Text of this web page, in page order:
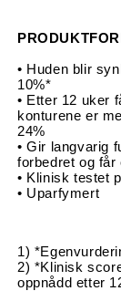
• Huden blir
10%*
• Etter 12 uker
konturene er
24%
• Gir langvarig
forbedret og får
• Klinisk testet
• Uparfymert
1)
2) *Klinisk
oppnådd etter